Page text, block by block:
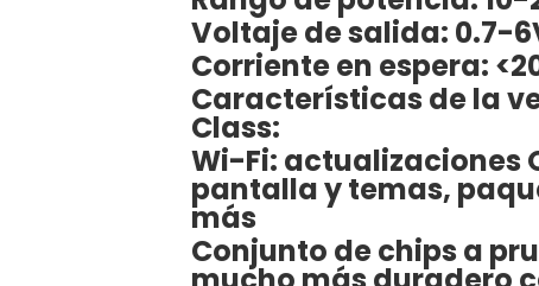
Voltaje de salida: 0.7-
Corriente en espera:
Características de la
Class:
Wi-Fi: actualizaciones
pantalla y temas,
más
Conjunto de chips a